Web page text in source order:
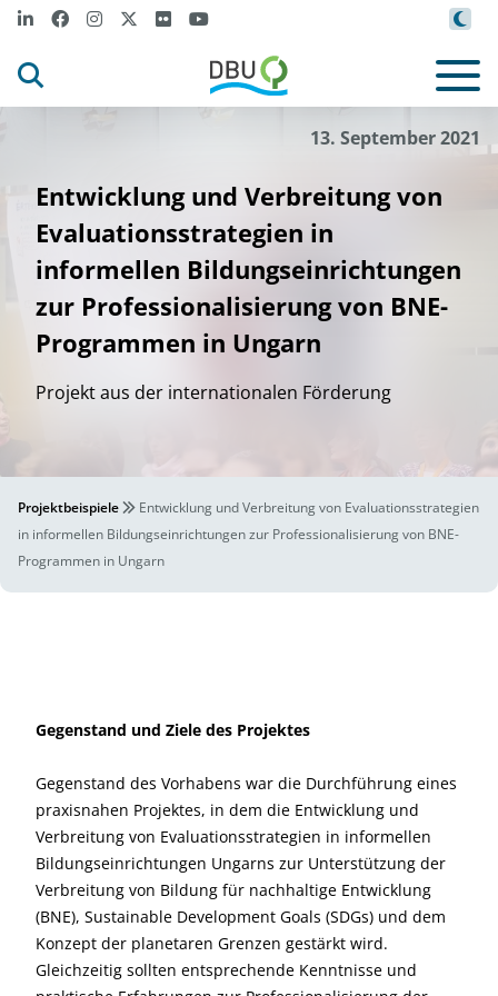
13. September 2021
Entwicklung und Verbreitung von
Evaluationsstrategien in
informellen Bildungseinrichtungen
zur Professionalisierung von BNE-
Programmen in Ungarn
Projekt aus der internationalen Förderung
Projektbeispiele
Entwicklung und Verbreitung von Evaluationsstrategien
in informellen Bildungseinrichtungen zur Professionalisierung von BNE-
Programmen in Ungarn
Gegenstand und Ziele des Projektes
Gegenstand des Vorhabens war die Durchführung eines
praxisnahen Projektes, in dem die Entwicklung und
Verbreitung von Evaluationsstrategien in informellen
Bildungseinrichtungen Ungarns zur Unterstützung der
Verbreitung von Bildung für nachhaltige Entwicklung
(BNE), Sustainable Development Goals (SDGs) und dem
Konzept der planetaren Grenzen gestärkt wird.
Gleichzeitig sollten entsprechende Kenntnisse und